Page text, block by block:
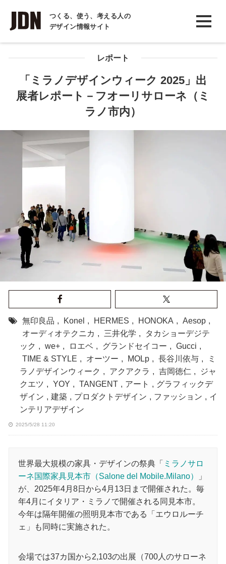
つくる、使う、考える人の
デザイン情報サイト
INTERVIEW
インタビュー
REPORT
COLUMN
レポート
「ミラノデザインウィーク 2025」出
展者レポート－フオーリサローネ（ミ
ラノ市内）
無印良品 , Konel , HERMES , HONOKA , Aesop ,
オーディオテクニカ , 三井化学 ,
タカショーデジテ
ック , we+ , ロエベ , グランドセイコー , Gucci ,
TIME & STYLE , オーツー , MOLp , 長谷川依与 ,
ミ
ラノデザインウィーク , アクアクラ , 吉岡徳仁 ,
ジャ
クエツ , YOY , TANGENT , アート , グラフィックデ
ザイン , 建築 , プロダクトデザイン , ファッション , イ
ンテリアデザイン
2025/5/28 11:20
世界最大規模の家具・デザインの祭典「 ミラノサロ
ーネ国際家具見本市（Salone del Mobile.Milano）
」
が、2025年4月8日から4月13日まで開催された。毎
年4月にイタリア・ミラノで開催される同見本市。
今年は隔年開催の照明見本市である「エウロルーチ
ェ」も同時に実施された。
会場では37カ国から2,103の出展（700人のサローネ